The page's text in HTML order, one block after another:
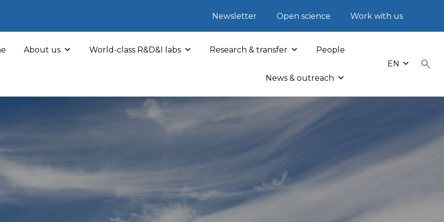
Newsletter Open science Work with us
About us World-class R&D&I labs Research & transfer People
News & outreach
EN